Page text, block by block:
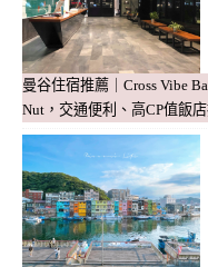
曼谷住宿推薦｜Cross Vibe
Nut，交通便利、高CP值飯